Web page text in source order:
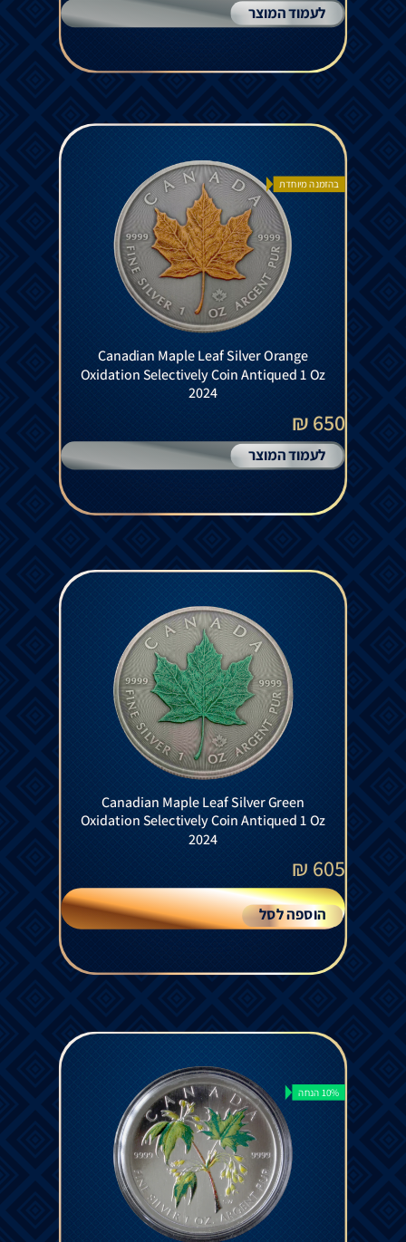
לעמוד המוצר
בהזמנה מיוחדת
Canadian Maple Leaf Silver Orange
Oxidation Selectively Coin Antiqued 1 Oz
2024
650 ₪
לעמוד המוצר
Canadian Maple Leaf Silver Green
Oxidation Selectively Coin Antiqued 1 Oz
2024
605
₪
הוספה לסל
10% הנחה